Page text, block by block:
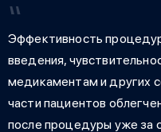
Эффективность
введения,
медикаментам и других
части пациентов
после процедуры уже за